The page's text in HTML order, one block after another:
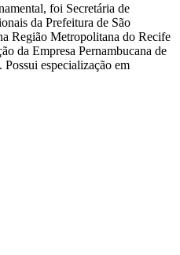
foi Secretária de
da Prefeitura de São
Região Metropolitana do Recife
da Empresa Pernambucana de
especialização em